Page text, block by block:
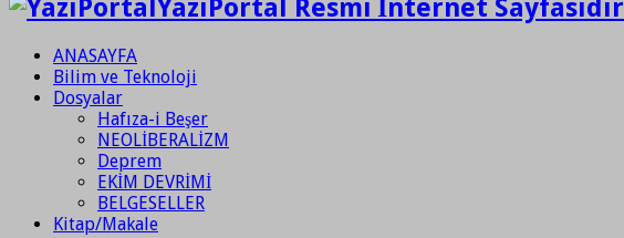
YazıPortal Resmi İnternet Sayfasıdır
ANASAYFA
Bilim ve Teknoloji
Dosyalar
Hafıza-i Beşer
NEOLİBERALİZM
Deprem
EKİM DEVRİMİ
BELGESELLER
Kitap/Makale